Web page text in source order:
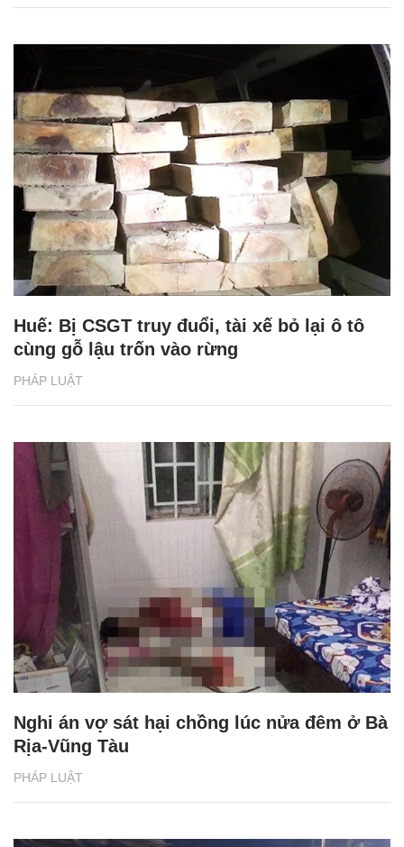
PHÁP LUẬT
Huế: Bị CSGT truy đuổi, tài xế bỏ lại ô tô
cùng gỗ lậu trốn vào rừng
PHÁP LUẬT
Nghi án vợ sát hại chồng lúc nửa đêm ở Bà
Rịa-Vũng Tàu